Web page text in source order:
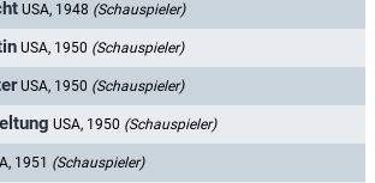
USA, 1948 (Schauspieler)
USA, 1950 (Schauspieler)
USA, 1950 (Schauspieler)
USA, 1950 (Schauspieler)
1951 (Schauspieler)